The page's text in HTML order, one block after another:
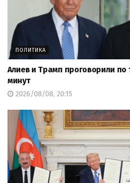
ПОЛИТИКА
Алиев и Трамп проговорили по
минут
2026/08/08, 20:15